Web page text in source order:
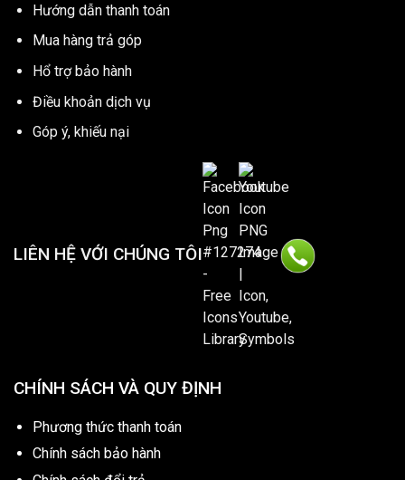
Hướng dẫn thanh toán
Mua hàng trả góp
Hổ trợ bảo hành
Điều khoản dịch vụ
Góp ý, khiếu nại
LIÊN HỆ VỚI CHÚNG TÔI
CHÍNH SÁCH VÀ QUY ĐỊNH
Phương thức thanh toán
Chính sách bảo hành